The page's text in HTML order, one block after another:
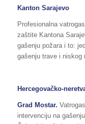
Kanton Sarajevo
Profesionalna
zaštite Kantona
gašenju požara i to:
gašenju trave i niskog
Hercegovačko-
Grad Mostar.
intervenciju na